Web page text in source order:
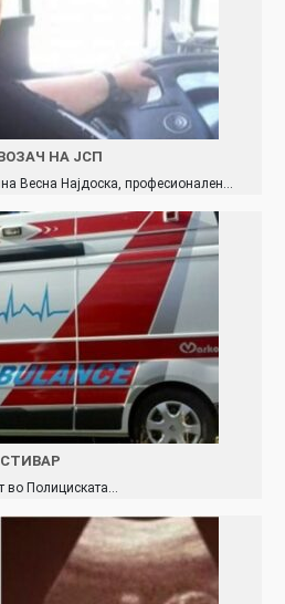
НА ЈСП
Весна Најдоска, професионален…
во Полициската…